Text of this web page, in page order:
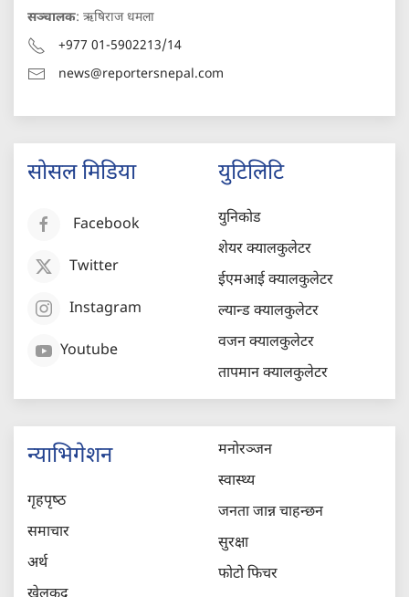
सञ्चालक: ऋषिराज धमला
+977 01-5902213/14
news@reportersnepal.com
सोसल मिडिया
Facebook
Twitter
Instagram
Youtube
युटिलिटि
युनिकोड
शेयर क्यालकुलेटर
ईएमआई क्यालकुलेटर
ल्यान्ड क्यालकुलेटर
वजन क्यालकुलेटर
तापमान क्यालकुलेटर
न्याभिगेशन
गृहपृष्‍ठ
समाचार
अर्थ
मनोरञ्जन
स्वास्थ्य
जनता जान्न चाहन्छन
सुरक्षा
फोटो फिचर